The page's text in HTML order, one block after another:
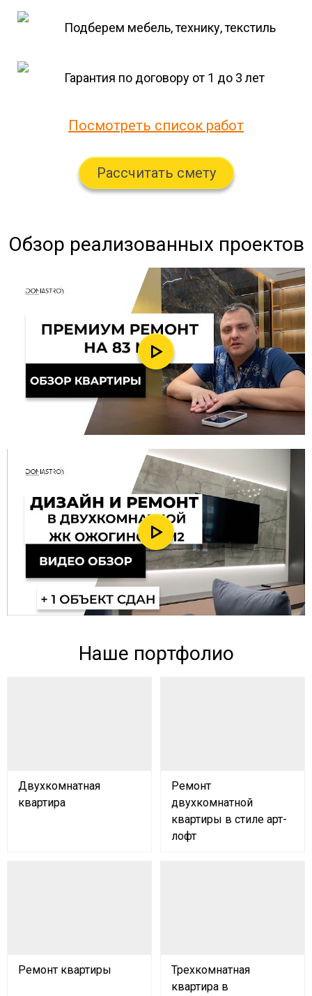
Подберем мебель, технику, текстиль
Гарантия по договору от 1 до 3 лет
Посмотреть список работ
Рассчитать смету
Обзор реализованных проектов
Наше портфолио
Двухкомнатная
квартира
Ремонт
двухкомнатной
квартиры в стиле арт-
лофт
Ремонт квартиры
Трехкомнатная
квартира в